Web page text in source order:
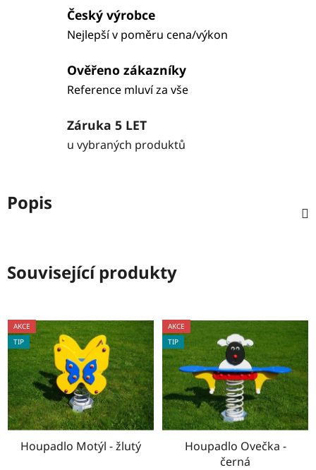
Český výrobce
Nejlepší v poměru cena/výkon
Ověřeno zákazníky
Reference mluví za vše
Záruka 5 LET
u vybraných produktů
Popis
Související produkty
AKCE
TIP
Houpadlo Motýl - žlutý
AKCE
TIP
Houpadlo Ovečka -
černá